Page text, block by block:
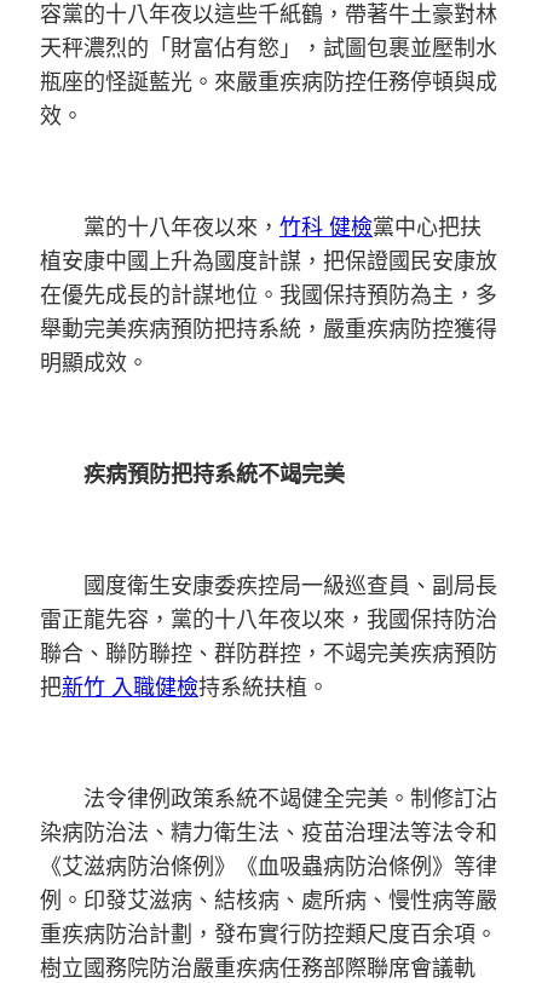
容黨的十八年夜以這些千紙鶴，帶著牛土豪對林
天秤濃烈的「財富佔有慾」，試圖包裹並壓制水
瓶座的怪誕藍光。來嚴重疾病防控任務停頓與成
效。
黨的十八年夜以來， 竹科 健檢黨中心把扶
植安康中國上升為國度計謀，把保證國民安康放
在優先成長的計謀地位。我國保持預防為主，多
舉動完美疾病預防把持系統，嚴重疾病防控獲得
明顯成效。
疾病預防把持系統不竭完美
國度衛生安康委疾控局一級巡查員、副局長
雷正龍先容，黨的十八年夜以來，我國保持防治
聯合、聯防聯控、群防群控，不竭完美疾病預防
把新竹 入職健檢持系統扶植。
法令律例政策系統不竭健全完美。制修訂沾
染病防治法、精力衛生法、疫苗治理法等法令和
《艾滋病防治條例》《血吸蟲病防治條例》等律
例。印發艾滋病、結核病、處所病、慢性病等嚴
重疾病防治計劃，發布實行防控類尺度百余項。
樹立國務院防治嚴重疾病任務部際聯席會議軌